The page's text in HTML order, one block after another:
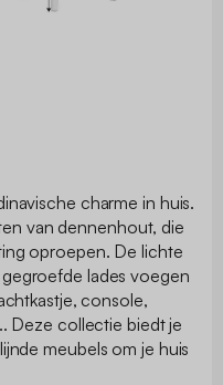
charme in huis.
van dennenhout, die
oproepen. De lichte
lades voegen
console,
Deze collectie biedt je
meubels om je huis